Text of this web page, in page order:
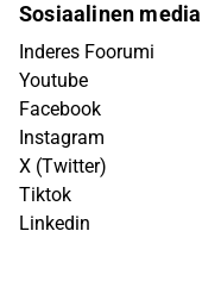
Sosiaalinen media
Inderes Foorumi
Youtube
Facebook
Instagram
X (Twitter)
Tiktok
Linkedin